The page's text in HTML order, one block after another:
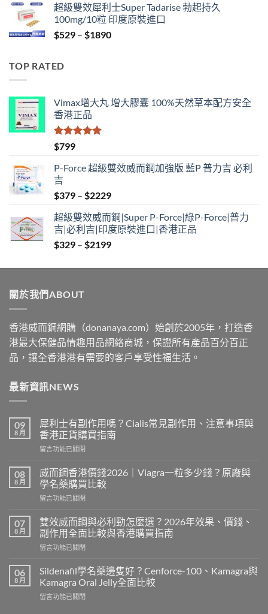
$829
through
$2129
超級雙效犀利士Super Tadarise 勃起持久
100mg/10粒 印度原裝進口
$529 – $1890Price
TOP RATED
Vimax增大丸 增大膠囊 100%天然草本配方安全
香港正品
評分
滿分 5
$799
P-Force 超級雙效威而鋼加強版 藍P 普力吉 必利
吉
$379 – $2229Price
$379
through
$2229
超級雙效威而鋼|Super P-Force|綠P-Force|普力
吉|必利吉|印度原裝進口|香港正品
$329 – $2199Price
$329
關於我們ABOUT
香港威而鋼網購（donanaya.com）始創於2005年，打造香
港最大保健品情趣用品網絡商城，保證所有產品百分百正
品，讓全香港港有需要的客戶享受性福生活。
最新資訊NEWS
09
8 月
犀利士有副作用嗎？Cialis常見副作用、注意事項與
香港正貨購買指南
在
利
士
有
副
用
嗎？
Cialis
常
副
作
注
留言功能已關閉
08
8 月
威而鋼香港價錢2026｜Viagra一粒多少錢？原廠與
學名藥購買比較
在
而
鋼
香
港
錢
2026
Viagra
留言功能已關閉
07
8 月
雙效威而鋼與必利勁怎麼選？2026年效果、價錢、
副作用全面比較與香港購買指南
在
效
而
鋼
留言功能已關閉
06
8 月
Sildenafil學名藥邊隻好？Cenforce-100、Kamagra與
Kamagra Oral Jelly全面比較
在
留言功能已關閉